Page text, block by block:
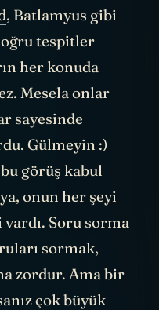
, Batlamyus gibi
tespitler
her konuda
Mesela onlar
sayesinde
Gülmeyin :)
görüş kabul
onun her şeyi
Soru sorma
sormak,
zordur. Ama bir
çok büyük